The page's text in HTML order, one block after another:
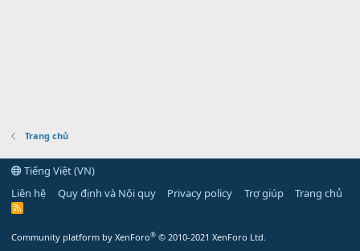
Trang chủ
Tiếng Việt (VN)
Liên hệ
Quy định và Nội quy Privacy policy Trợ giúp Trang chủ
R
Community platform by XenForo® © 2010-2021 XenForo Ltd.